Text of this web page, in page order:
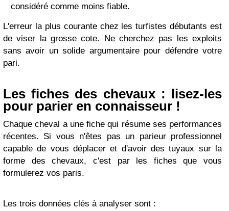
considéré comme moins fiable.
L'erreur la plus courante chez les turfistes débutants est
de viser la grosse cote. Ne cherchez pas les exploits
sans avoir un solide argumentaire pour défendre votre
pari.
Les fiches des chevaux : lisez-les
pour parier en connaisseur !
Chaque cheval a une fiche qui résume ses performances
récentes. Si vous n'êtes pas un parieur professionnel
capable de vous déplacer et d'avoir des tuyaux sur la
forme des chevaux, c'est par les fiches que vous
formulerez vos paris.
Les trois données clés à analyser sont :